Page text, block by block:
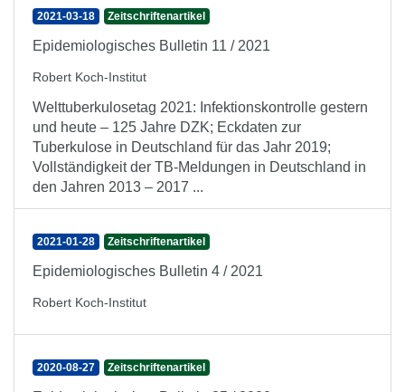
2021-03-18 Zeitschriftenartikel
Epidemiologisches Bulletin 11 / 2021
Robert Koch-Institut
Welttuberkulosetag 2021: Infektionskontrolle gestern
und heute – 125 Jahre DZK; Eckdaten zur
Tuberkulose in Deutschland für das Jahr 2019;
Vollständigkeit der TB-Meldungen in Deutschland in
den Jahren 2013 – 2017 ...
2021-01-28 Zeitschriftenartikel
Epidemiologisches Bulletin 4 / 2021
Robert Koch-Institut
2020-08-27 Zeitschriftenartikel